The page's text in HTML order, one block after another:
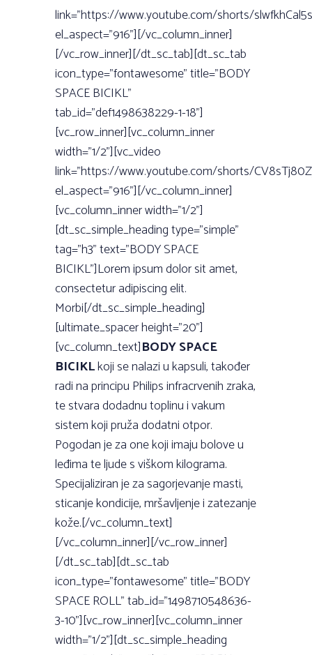
link=”https://www.youtube.com/shorts/
el_aspect=”916”][/vc_column_inner]
[/vc_row_inner][/dt_sc_tab][dt_sc_tab
icon_type=”fontawesome” title=”BODY
SPACE BICIKL”
tab_id=”def1498638229-1-18”]
[vc_row_inner][vc_column_inner
width=”1/2”][vc_video
link=”https://www.youtube.com/shorts/
el_aspect=”916”][/vc_column_inner]
[vc_column_inner width=”1/2”]
[dt_sc_simple_heading type=”simple”
tag=”h3” text=”BODY SPACE
BICIKL”]Lorem ipsum dolor sit amet,
consectetur adipiscing elit.
Morbi[/dt_sc_simple_heading]
[ultimate_spacer height=”20”]
[vc_column_text]BODY SPACE
BICIKLkoji se nalazi u kapsuli, također
radi na principu Philips infracrvenih zraka,
te stvara dodadnu toplinu i vakum
sistem koji pruža dodatni otpor.
Pogodan je za one koji imaju bolove u
leđima te ljude s viškom kilograma.
Specijaliziran je za sagorjevanje masti,
sticanje kondicije, mršavljenje i zatezanje
kože.[/vc_column_text]
[/vc_column_inner][/vc_row_inner]
[/dt_sc_tab][dt_sc_tab
icon_type=”fontawesome” title=”BODY
SPACE ROLL” tab_id=”1498710548636-
3-10”][vc_row_inner][vc_column_inner
width=”1/2”][dt_sc_simple_heading